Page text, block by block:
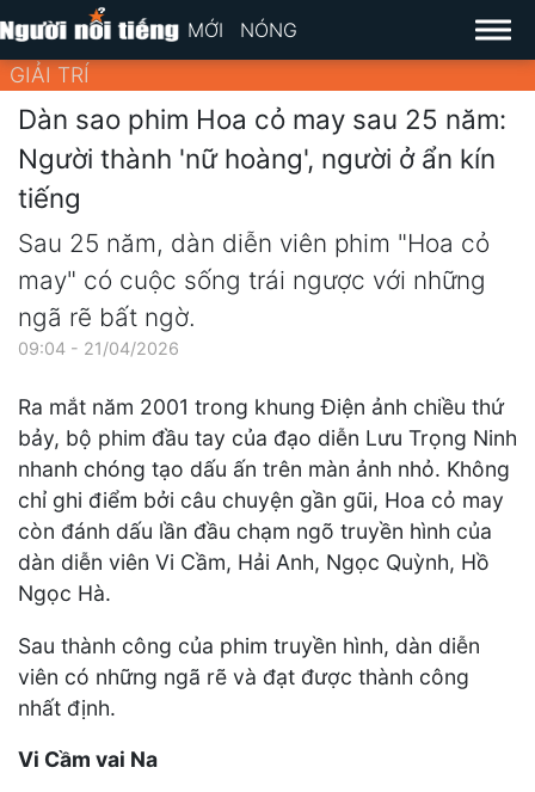
MỚI NÓNG
GIẢI TRÍ
Dàn sao phim Hoa cỏ may sau 25 năm:
Người thành 'nữ hoàng', người ở ẩn kín
tiếng
Sau 25 năm, dàn diễn viên phim "Hoa cỏ
may" có cuộc sống trái ngược với những
ngã rẽ bất ngờ.
09:04 - 21/04/2026
Ra mắt năm 2001 trong khung Điện ảnh chiều thứ
bảy, bộ phim đầu tay của đạo diễn Lưu Trọng Ninh
nhanh chóng tạo dấu ấn trên màn ảnh nhỏ. Không
chỉ ghi điểm bởi câu chuyện gần gũi, Hoa cỏ may
còn đánh dấu lần đầu chạm ngõ truyền hình của
dàn diễn viên Vi Cầm, Hải Anh, Ngọc Quỳnh, Hồ
Ngọc Hà.
Sau thành công của phim truyền hình, dàn diễn
viên có những ngã rẽ và đạt được thành công
nhất định.
Vi Cầm vai Na